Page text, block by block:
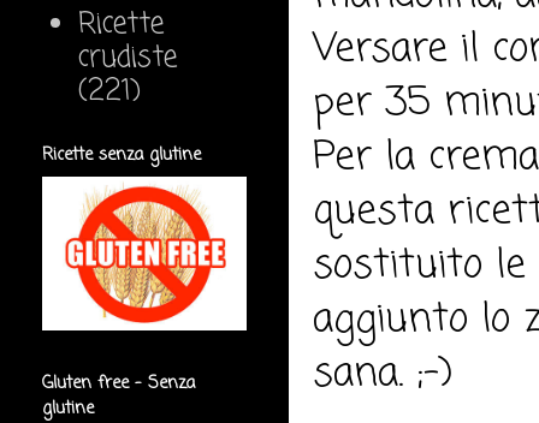
Versare il
per 35
Per la
questa
sostituito le
aggiunto lo
sana. ;-)
Ricette
crudiste
(221)
Ricette senza glutine
Gluten free - Senza
glutine